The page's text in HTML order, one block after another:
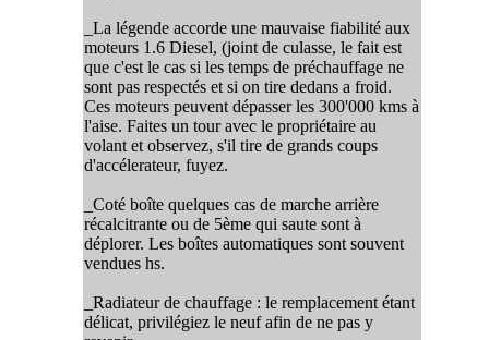
_La légende accorde une mauvaise fiabilité aux
moteurs 1.6 Diesel, (joint de culasse, le fait est
que c'est le cas si les temps de préchauffage ne
sont pas respectés et si on tire dedans a froid.
Ces moteurs peuvent dépasser les 300'000 kms à
l'aise. Faites un tour avec le propriétaire au
volant et observez, s'il tire de grands coups
d'accélerateur, fuyez.
_Coté boîte quelques cas de marche arrière
récalcitrante ou de 5ème qui saute sont à
déplorer. Les boîtes automatiques sont souvent
vendues hs.
_Radiateur de chauffage : le remplacement étant
délicat, privilégiez le neuf afin de ne pas y